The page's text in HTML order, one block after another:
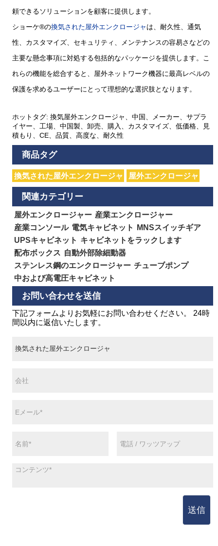
頼できるソリューションを顧客に提供します。
ショーケ®の換気された屋外エンクロージャは、耐久性、通気
性、カスタマイズ、セキュリティ、メンテナンスの容易さなどの
主要な懸念事項に対処する包括的なパッケージを提供します。こ
れらの機能を総合すると、屋外ネットワーク機器に最高レベルの
保護を求めるユーザーにとって理想的な選択肢となります。
ホットタグ: 換気屋外エンクロージャ、中国、メーカー、サプラ
イヤー、工場、中国製、卸売、購入、カスタマイズ、低価格、見
積もり、CE、品質、高度な、耐久性
商品タグ
換気された屋外エンクロージャ 屋外エンクロージャ
関連カテゴリー
屋外エンクロージャー 産業エンクロージャー
産業コンソール 電気キャビネット
MNSスイッチギア
UPSキャビネット キャビネットをラックします
配布ボックス 自動外部除細動器
ステンレス鋼のエンクロージャー チューブポンプ
中および高電圧キャビネット
お問い合わせを送信
下記フォームよりお気軽にお問い合わせください。 24時
間以内に返信いたします。
送信